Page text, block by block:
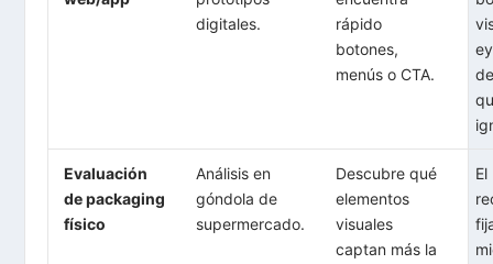
digitales.
rápido
botones,
menús o CTA.
Evaluación
de packaging
físico
Análisis en
góndola de
supermercado.
Descubre qué
elementos
visuales
captan más la